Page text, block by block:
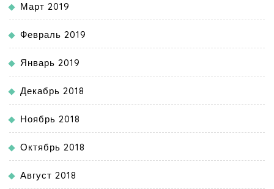
Март 2019
Февраль 2019
Январь 2019
Декабрь 2018
Ноябрь 2018
Октябрь 2018
Август 2018